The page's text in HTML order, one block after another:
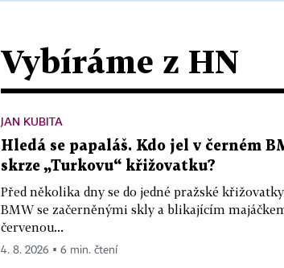
Vybíráme z HN
JAN KUBITA
Hledá se papaláš. Kdo jel v černém
skrze „Turkovu“ křižovatku?
Před několika dny se do jedné pražské
BMW se začerněnými skly a blikajícím
červenou...
4. 8. 2026 ▪ 6 min. čtení